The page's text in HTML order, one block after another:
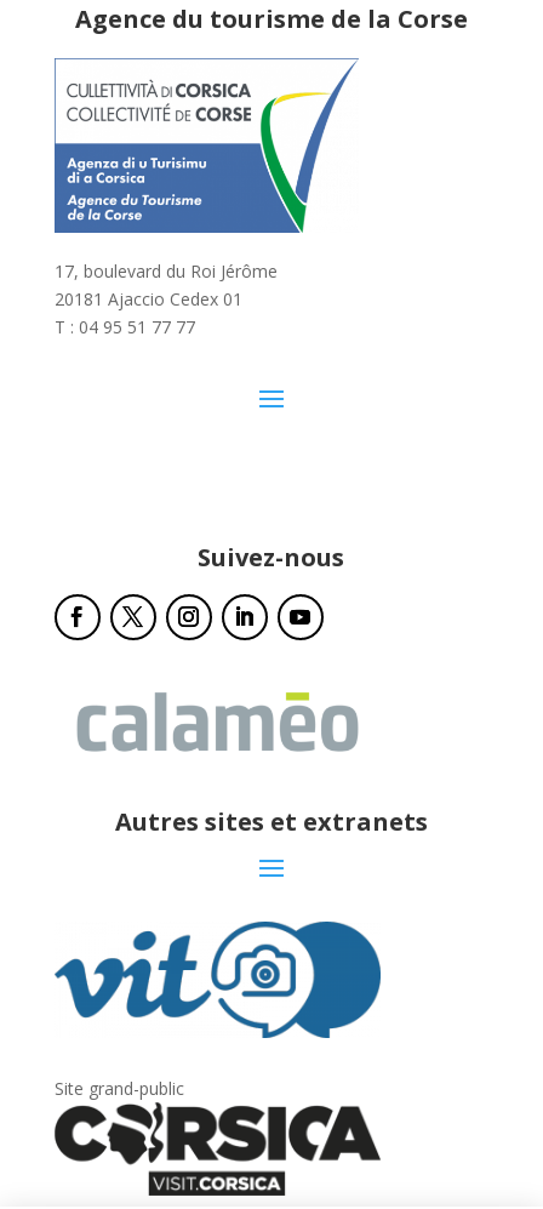
Agence du tourisme de la Corse
17, boulevard du Roi Jérôme
20181 Ajaccio Cedex 01
T : 04 95 51 77 77
Suivez-nous
Autres sites et extranets
Site grand-public